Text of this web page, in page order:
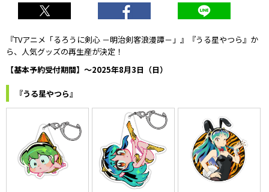
『TVアニメ「るろうに剣心 －明治剣客浪漫譚－」』『うる星やつら』か
ら、人気グッズの再生産が決定！
【基本予約受付期間】～2025年8月3日（日）
『うる星やつら』